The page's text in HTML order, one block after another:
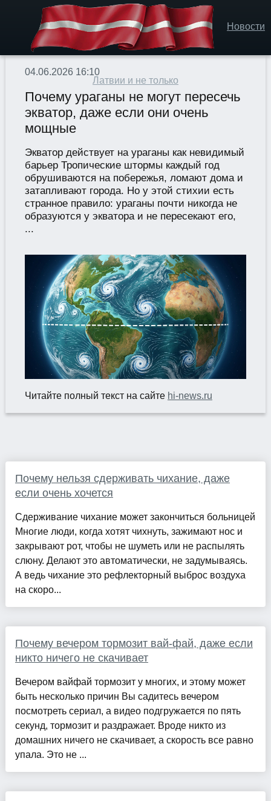
Новости
Латвии и не только
04.06.2026 16:10
Почему ураганы не могут пересечь
экватор, даже если они очень
мощные
Экватор действует на ураганы как невидимый
барьер Тропические штормы каждый год
обрушиваются на побережья, ломают дома и
затапливают города. Но у этой стихии есть
странное правило: ураганы почти никогда не
образуются у экватора и не пересекают его,
...
Читайте полный текст на сайте hi-news.ru
Почему нельзя сдерживать чихание, даже
если очень хочется
Сдерживание чихание может закончиться больницей
Многие люди, когда хотят чихнуть, зажимают нос и
закрывают рот, чтобы не шуметь или не распылять
слюну. Делают это автоматически, не задумываясь.
А ведь чихание это рефлекторный выброс воздуха
на скоро...
Почему вечером тормозит вай-фай, даже если
никто ничего не скачивает
Вечером вайфай тормозит у многих, и этому может
быть несколько причин Вы садитесь вечером
посмотреть сериал, а видео подгружается по пять
секунд, тормозит и раздражает. Вроде никто из
домашних ничего не скачивает, а скорость все равно
упала. Это не ...